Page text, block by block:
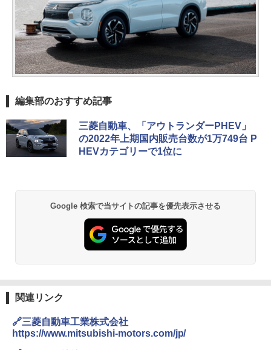
編集部のおすすめ記事
三菱自動車、「アウトランダーPHEV」
の2022年上期国内販売台数が1万749台 P
HEVカテゴリーで1位に
Google 検索で当サイトの記事を優先表示させる
関連リンク
🔗三菱自動車工業株式会社
https://www.mitsubishi-motors.com/jp/